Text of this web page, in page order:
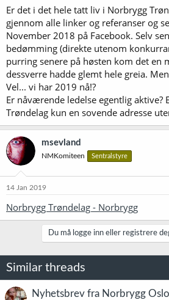
t
r
o
Er det i det hele tatt liv i Norbrygg
gjennom alle linker og referanser og
November 2018 på Facebook. Selv
bedømming (direkte utenom
purring senere på høsten kom det en
dessverre hadde glemt hele greia.
Vel... vi har 2019 nå!?
Er nåværende ledelse egentlig aktive?
Trøndelag kun en sovende adresse
msevland
NMKomiteen Sentralstyre
14 Jan 2019
Norbrygg Trøndelag - Norbrygg
Du må logge inn eller registrere
Similar threads
Nyhetsbrev fra Norbrygg